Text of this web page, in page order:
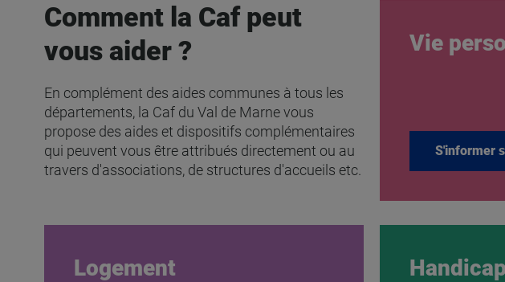
Comment la Caf peut
vous aider ?
En complément des aides communes à tous les
départements, la Caf du Val de Marne vous
propose des aides et dispositifs complémentaires
qui peuvent vous être attribués directement ou au
travers d'associations, de structures d'accueils etc.
Vie
S'informer
Logement Handicap